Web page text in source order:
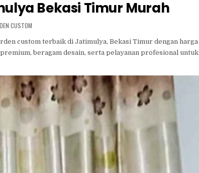
Bekasi Timur Murah
CUSTOM
custom terbaik di Jatimulya, Bekasi Timur dengan harga
beragam desain, serta pelayanan profesional untuk